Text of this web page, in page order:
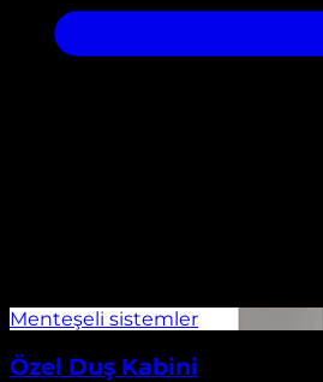
Özel Duş Kabini